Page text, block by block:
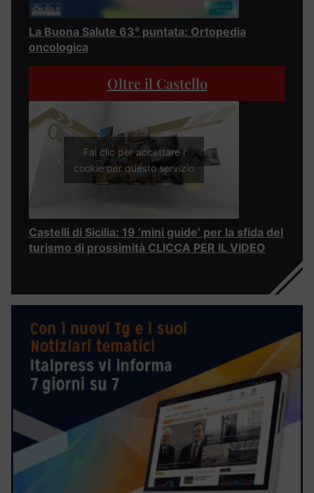
La Buona Salute 63° puntata: Ortopedia
oncologica
Oltre il Castello
Fai clic per accettare i
cookie per questo servizio
Castelli di Sicilia: 19 ‘mini guide’ per la sfida del
turismo di prossimità CLICCA PER IL VIDEO